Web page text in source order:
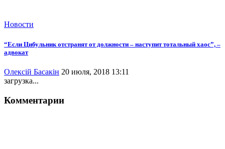
Новости
“Если Цибульник отстранят от должности – наступит тотальный хаос”, –
адвокат
Олексій Басакін 20 июля, 2018 13:11
загрузка...
Комментарии